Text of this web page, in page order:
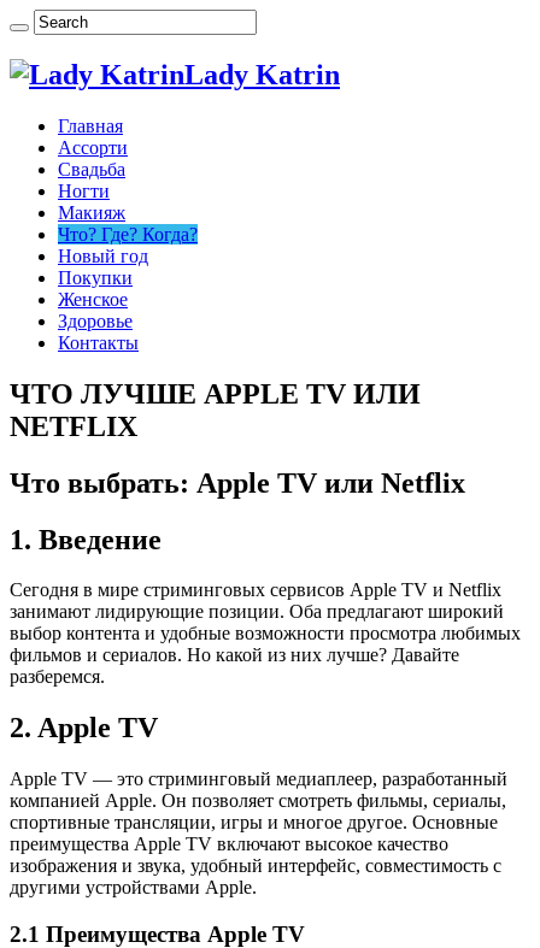
Lady Katrin
Главная
Ассорти
Свадьба
Ногти
Макияж
Что? Где? Когда?
Новый год
Покупки
Женское
Здоровье
Контакты
ЧТО ЛУЧШЕ APPLE TV ИЛИ
NETFLIX
Что выбрать: Apple TV или Netflix
1. Введение
Сегодня в мире стриминговых сервисов Apple TV и Netflix
занимают лидирующие позиции. Оба предлагают широкий
выбор контента и удобные возможности просмотра любимых
фильмов и сериалов. Но какой из них лучше? Давайте
разберемся.
2. Apple TV
Apple TV — это стриминговый медиаплеер, разработанный
компанией Apple. Он позволяет смотреть фильмы, сериалы,
спортивные трансляции, игры и многое другое. Основные
преимущества Apple TV включают высокое качество
изображения и звука, удобный интерфейс, совместимость с
другими устройствами Apple.
2.1 Преимущества Apple TV